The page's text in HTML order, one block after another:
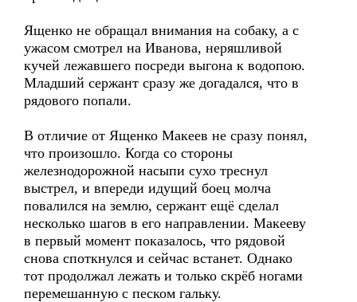
Ященко не обращал внимания на собаку, а с
ужасом смотрел на Иванова, неряшливой
кучей лежавшего посреди выгона к водопою.
Младший сержант сразу же догадался, что в
рядового попали.
В отличие от Ященко Макеев не сразу понял,
что произошло. Когда со стороны
железнодорожной насыпи сухо треснул
выстрел, и впереди идущий боец молча
повалился на землю, сержант ещё сделал
несколько шагов в его направлении. Макееву
в первый момент показалось, что рядовой
снова споткнулся и сейчас встанет. Однако
тот продолжал лежать и только скрёб ногами
перемешанную с песком гальку.